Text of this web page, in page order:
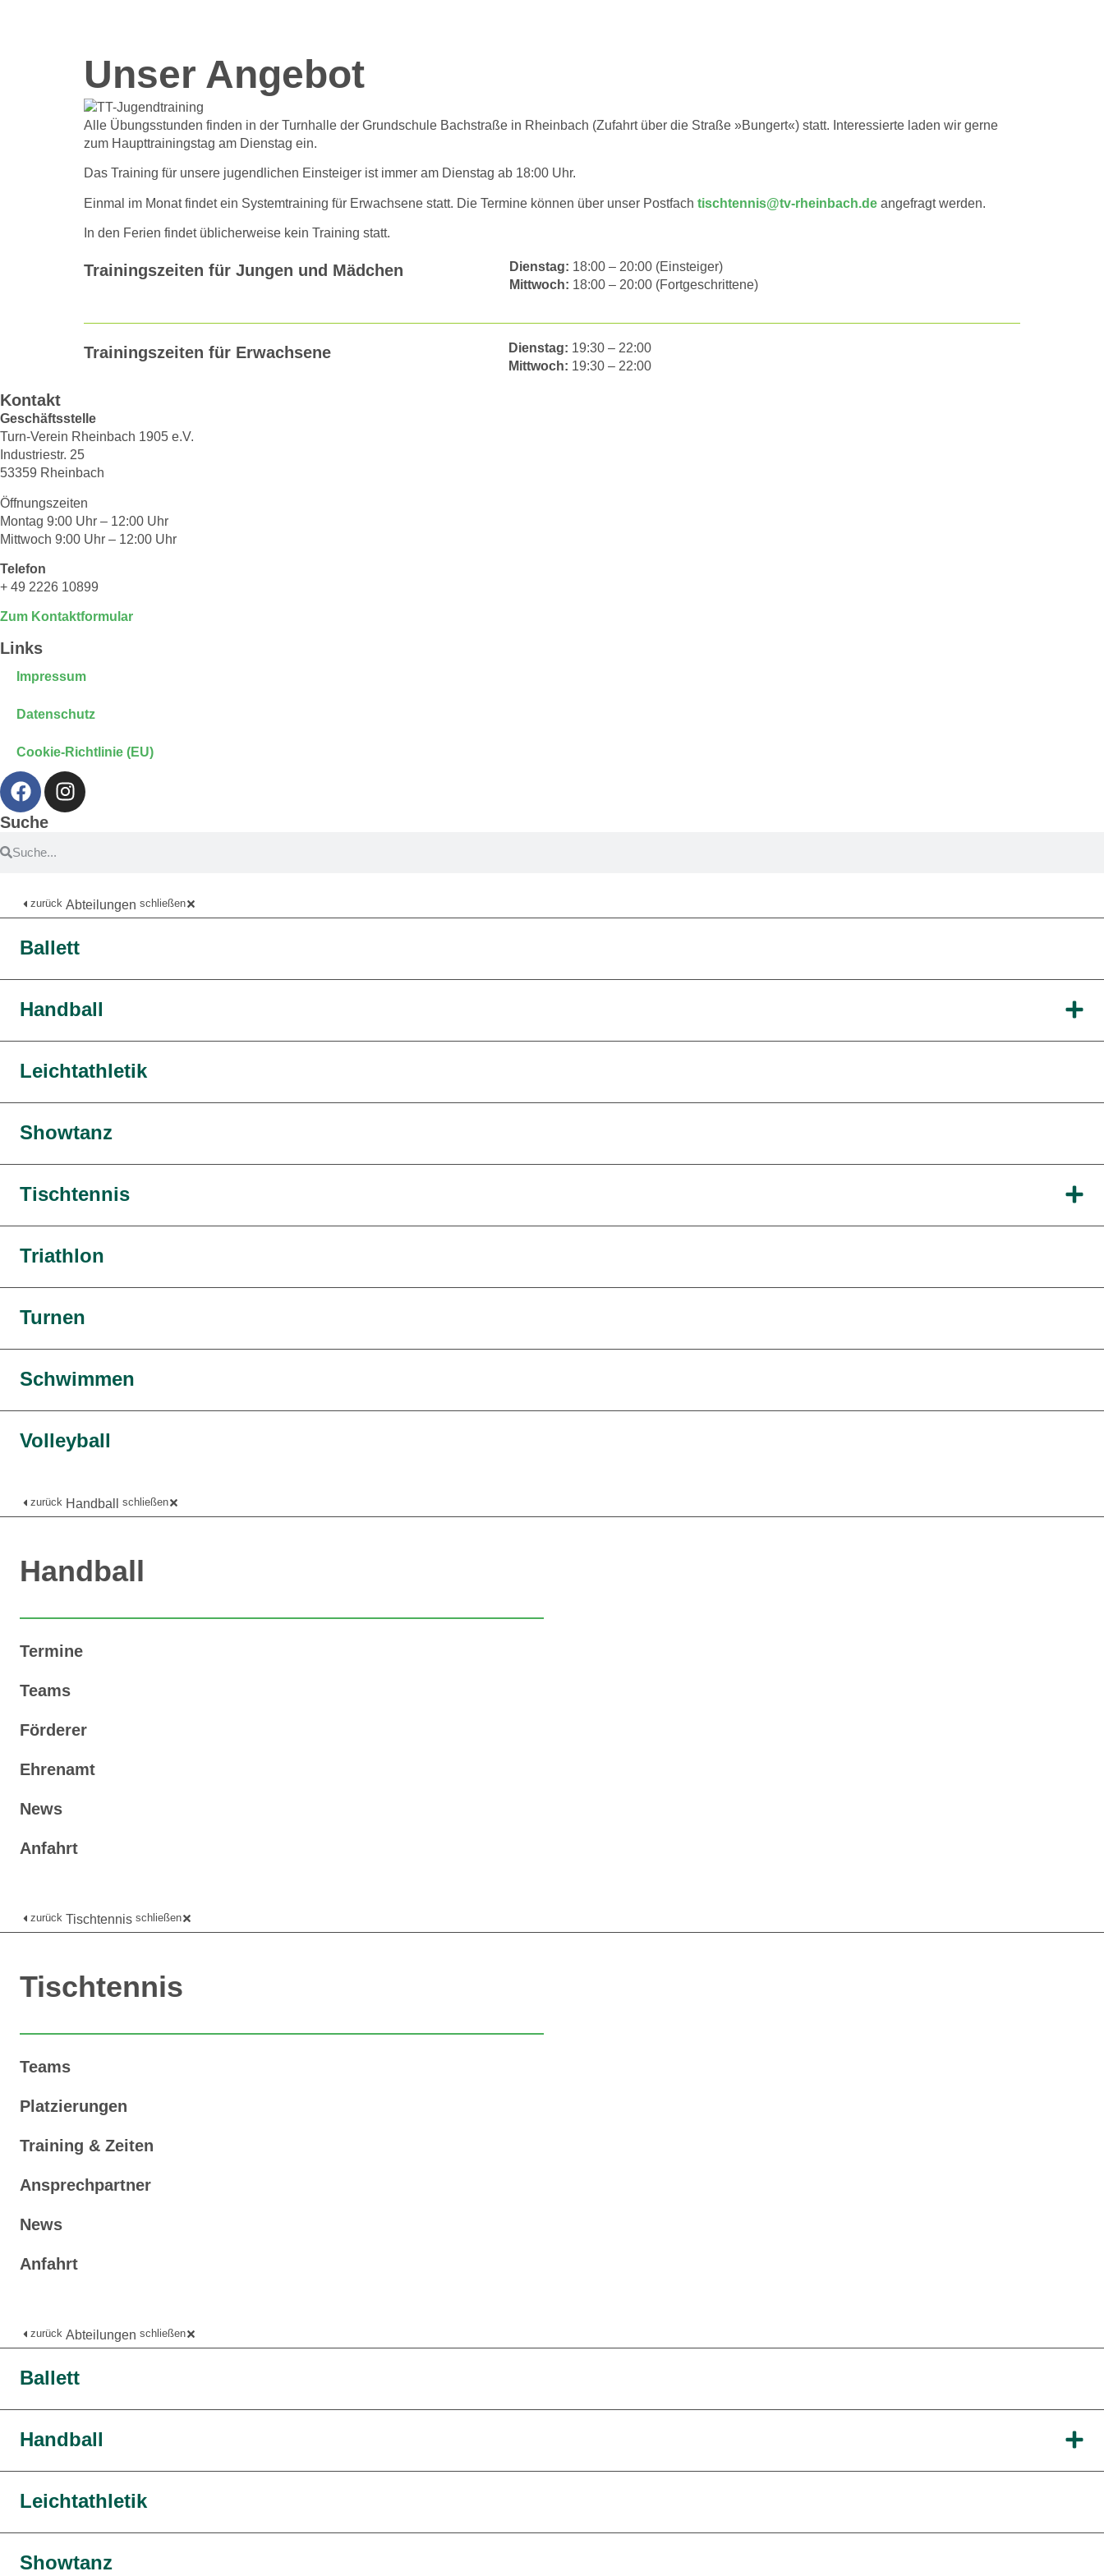
Unser Angebot
Alle Übungsstunden finden in der Turnhalle der Grundschule Bachstraße in Rheinbach (Zufahrt über die Straße »Bungert«) statt. Interessierte laden wir gerne
zum Haupttrainingstag am Dienstag ein.
Das Training für unsere jugendlichen Einsteiger ist immer am Dienstag ab 18:00 Uhr.
Einmal im Monat findet ein Systemtraining für Erwachsene statt. Die Termine können über unser Postfach tischtennis@tv-rheinbach.de angefragt werden.
In den Ferien findet üblicherweise kein Training statt.
Trainingszeiten für Jungen und Mädchen Dienstag: 18:00 – 20:00 (Einsteiger)
Mittwoch: 18:00 – 20:00 (Fortgeschrittene)
Trainingszeiten für Erwachsene Dienstag: 19:30 – 22:00
Mittwoch: 19:30 – 22:00
Kontakt
Geschäftsstelle
Turn-Verein Rheinbach 1905 e.V.
Industriestr. 25
53359 Rheinbach
Öffnungszeiten
Montag 9:00 Uhr – 12:00 Uhr
Mittwoch 9:00 Uhr – 12:00 Uhr
Telefon
+ 49 2226 10899
Zum Kontaktformular
Links
Impressum
Datenschutz
Cookie-Richtlinie (EU)
Suche
zurück Abteilungen schließen
Ballett
Handball
Leichtathletik
Showtanz
Tischtennis
Triathlon
Turnen
Schwimmen
Volleyball
zurück Handball schließen
Handball
Termine
Teams
Förderer
Ehrenamt
News
Anfahrt
zurück Tischtennis schließen
Tischtennis
Teams
Platzierungen
Training & Zeiten
Ansprechpartner
News
Anfahrt
zurück Abteilungen schließen
Ballett
Handball
Leichtathletik
Showtanz